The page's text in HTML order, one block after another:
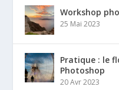
Workshop
25 Mai 2023
Pratique : le
Photoshop
20 Avr 2023